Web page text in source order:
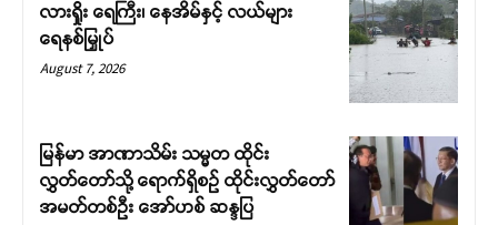
လားရှိုး ရေကြီး၊ နေအိမ်နှင့် လယ်များ
ရေနစ်မြှုပ်
August 7, 2026
မြန်မာ အာဏာသိမ်း သမ္မတ ထိုင်း
လွှတ်တော်သို့ ရောက်ရှိစဉ် ထိုင်းလွှတ်တော်
အမတ်တစ်ဦး အော်ဟစ် ဆန္ဒပြ